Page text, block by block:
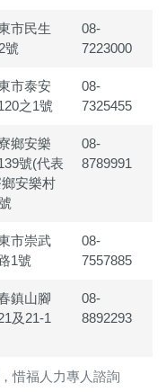
惜福人力專人諮詢
市民生
號
08-
7223000
市泰安
之1號
08-
7325455
鄉安樂
號(代表
安樂村
08-
8789991
市崇武
1號
08-
7557885
鎮山腳
及21-1
08-
8892293